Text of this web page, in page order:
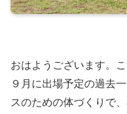
おはようございます。
９月に出場予定の過去
スのための体づくりで